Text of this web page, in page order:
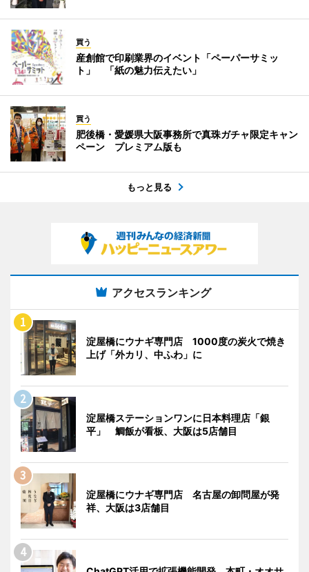
買う
産創館で印刷業界のイベント「ペーパーサミッ
ト」 「紙の魅力伝えたい」
買う
肥後橋・愛媛県大阪事務所で真珠ガチャ限定キャン
ペーン プレミアム版も
もっと見る
アクセスランキング
淀屋橋にウナギ専門店 1000度の炭火で焼き
上げ「外カリ、中ふわ」に
淀屋橋ステーションワンに日本料理店「銀
平」 鯛飯が看板、大阪は5店舗目
淀屋橋にウナギ専門店 名古屋の卸問屋が発
祥、大阪は3店舗目